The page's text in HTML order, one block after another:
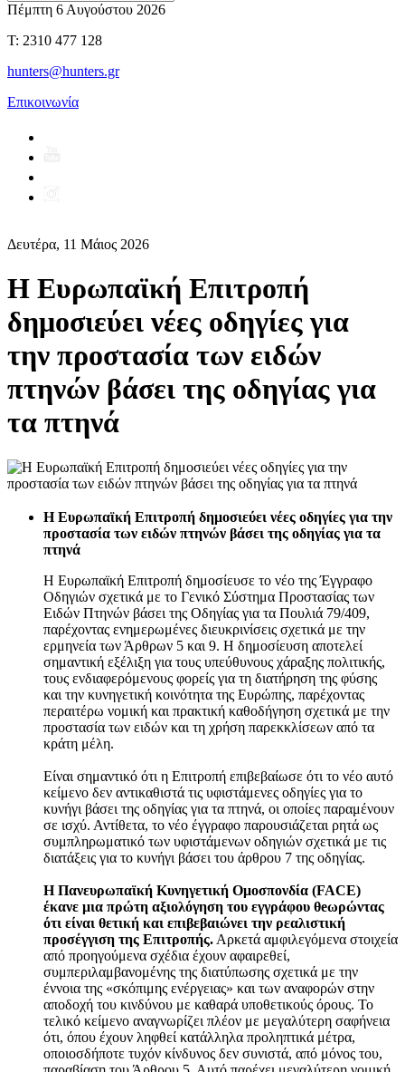
Πέμπτη 6 Αυγούστου 2026
T: 2310 477 128
hunters@hunters.gr
Επικοινωνία
Δευτέρα, 11 Μάιος 2026
Η Ευρωπαϊκή Επιτροπή
δημοσιεύει νέες οδηγίες για
την προστασία των ειδών
πτηνών βάσει της οδηγίας για
τα πτηνά
Η Ευρωπαϊκή Επιτροπή δημοσιεύει νέες οδηγίες για την
προστασία των ειδών πτηνών βάσει της οδηγίας για τα
πτηνά
Η Ευρωπαϊκή Επιτροπή δημοσίευσε το νέο της Έγγραφο
Οδηγιών σχετικά με το Γενικό Σύστημα Προστασίας των
Ειδών Πτηνών βάσει της Οδηγίας για τα Πουλιά 79/409,
παρέχοντας ενημερωμένες διευκρινίσεις σχετικά με την
ερμηνεία των Άρθρων 5 και 9. Η δημοσίευση αποτελεί
σημαντική εξέλιξη για τους υπεύθυνους χάραξης πολιτικής,
τους ενδιαφερόμενους φορείς για τη διατήρηση της φύσης
και την κυνηγετική κοινότητα της Ευρώπης, παρέχοντας
περαιτέρω νομική και πρακτική καθοδήγηση σχετικά με την
προστασία των ειδών και τη χρήση παρεκκλίσεων από τα
κράτη μέλη.
Είναι σημαντικό ότι η Επιτροπή επιβεβαίωσε ότι το νέο αυτό
κείμενο δεν αντικαθιστά τις υφιστάμενες οδηγίες για το
κυνήγι βάσει της οδηγίας για τα πτηνά, οι οποίες παραμένουν
σε ισχύ. Αντίθετα, το νέο έγγραφο παρουσιάζεται ρητά ως
συμπληρωματικό των υφιστάμενων οδηγιών σχετικά με τις
διατάξεις για το κυνήγι βάσει του άρθρου 7 της οδηγίας.
H Πανευρωπαϊκή Κυνηγετική Ομοσπονδία (FACE)
έκανε μια πρώτη αξιολόγηση του εγγράφου θeωρώντας
ότι είναι θετική και επιβεβαιώνει την ρεαλιστική
προσέγγιση της Επιτροπής. Αρκετά αμφιλεγόμενα στοιχεία
από προηγούμενα σχέδια έχουν αφαιρεθεί,
συμπεριλαμβανομένης της διατύπωσης σχετικά με την
έννοια της «σκόπιμης ενέργειας» και των αναφορών στην
αποδοχή του κινδύνου με καθαρά υποθετικούς όρους. Το
τελικό κείμενο αναγνωρίζει πλέον με μεγαλύτερη σαφήνεια
ότι, όπου έχουν ληφθεί κατάλληλα προληπτικά μέτρα,
οποιοσδήποτε τυχόν κίνδυνος δεν συνιστά, από μόνος του,